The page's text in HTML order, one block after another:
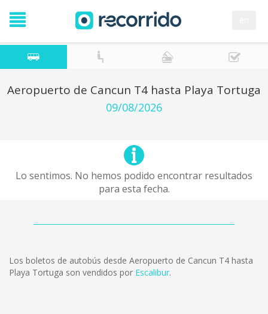
Aeropuerto de Cancun T4 hasta Playa Tortuga
09/08/2026
Lo sentimos. No hemos podido encontrar resultados
para esta fecha.
Los boletos de autobús desde Aeropuerto de Cancun T4 hasta
Playa Tortuga son vendidos por Escalibur.